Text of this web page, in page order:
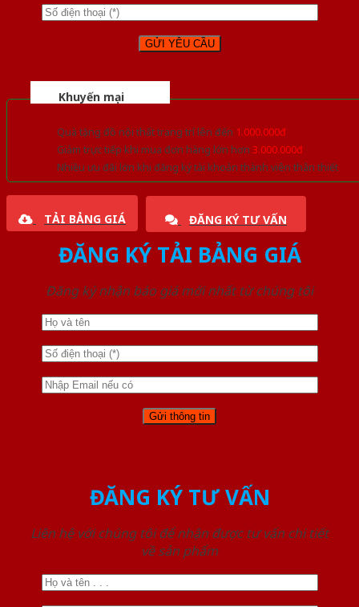
Khuyến mại
Quà tặng đồ nội thất trang trí lên đến 1.000.000đ
Giảm trực tiếp khi mua đơn hàng lớn hơn 3.000.000đ
Nhiều ưu đãi lớn khi đăng ký tài khoản thành viên thân thiết
TẢI BẢNG GIÁ ĐĂNG KÝ TƯ VẤN
ĐĂNG KÝ TẢI BẢNG GIÁ
Đăng ký nhận báo giá mới nhất từ chúng tôi
ĐĂNG KÝ TƯ VẤN
Liên hệ với chúng tôi để nhận được tư vấn chi tiết
về sản phẩm